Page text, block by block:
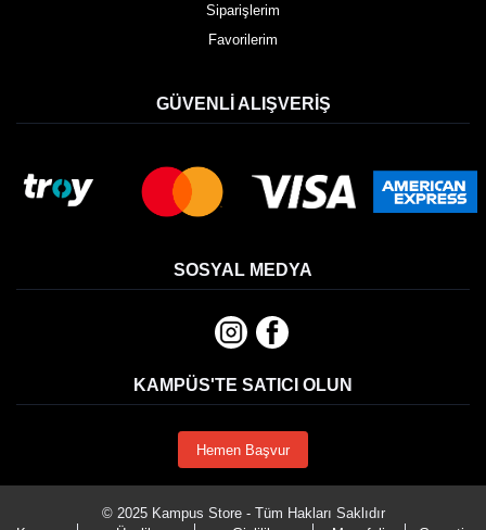
Siparişlerim
Favorilerim
GÜVENLI ALIŞVERIŞ
SOSYAL MEDYA
KAMPÜS'TE SATICI OLUN
Hemen Başvur
© 2025 Kampus Store - Tüm Hakları Saklıdır